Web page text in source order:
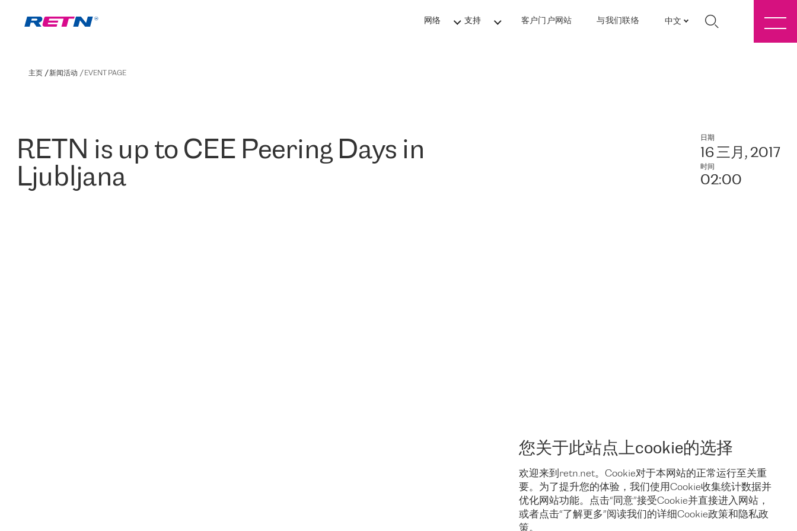
网络 支持 客户门户网站 与我们联络 中文
您关于此站点上cookie的选择
欢迎来到retn.net。Cookie对于本网站的正常运行至关重
要。为了提升您的体验，我们使用Cookie收集统计数据并
优化网站功能。点击“同意”接受Cookie并直接进入网站，
或者点击“了解更多”阅读我们的详细Cookie政策和隐私政
策。
主页 新闻活动 EVENT PAGE
RETN is up to CEE Peering Days in
Ljubljana
日期
16 三月, 2017
时间
02:00
与我们联络